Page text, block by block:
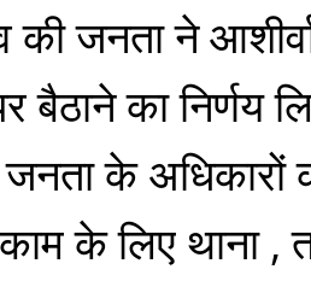
की जनता ने
बैठाने का निर्णय
जनता के
के लिए थाना ,